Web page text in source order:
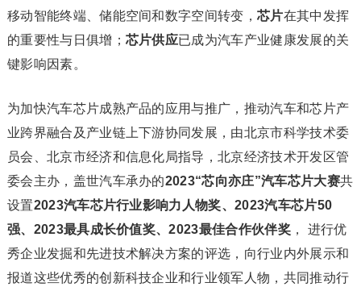
移动智能终端、储能空间和数字空间转变，芯片在其中发挥
的重要性与日俱增； 芯片供应已成为汽车产业健康发展的关
键影响因素。
为加快汽车芯片成熟产品的应用与推广，推动汽车和芯片产
业跨界融合及产业链上下游协同发展，由北京市科学技术委
员会、北京市经济和信息化局指导，北京经济技术开发区管
委会主办，盖世汽车承办的2023“芯向亦庄”汽车芯片大赛共
设置2023汽车芯片行业影响力人物奖、2023汽车芯片50
强、2023最具成长价值奖、2023最佳合作伙伴奖， 进行优
秀企业发掘和先进技术解决方案的评选，向行业内外展示和
报道这些优秀的创新科技企业和行业领军人物，共同推动行